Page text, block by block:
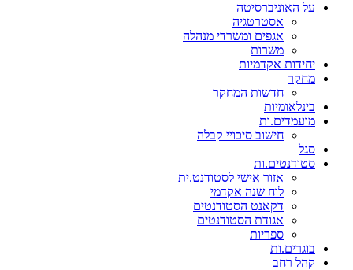
על האוניברסיטה
אסטרטגיה
אגפים ומשרדי מנהלה
משרות
יחידות אקדמיות
מחקר
חדשות המחקר
בינלאומיות
מועמדים.ות
חישוב סיכויי קבלה
סגל
סטודנטים.ות
אזור אישי לסטודנט.ית
לוח שנה אקדמי
דקאנט הסטודנטים
אגודת הסטודנטים
ספריות
בוגרים.ות
קהל רחב